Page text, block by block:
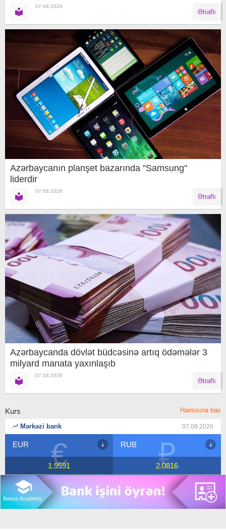
07.08.2026
Ətraflı
Azərbaycanın planşet bazarında "Samsung"
liderdir
07.08.2026
Ətraflı
Azərbaycanda dövlət büdcəsinə artıq ödəmələr 3
milyard manata yaxınlaşıb
07.08.2026
Ətraflı
Kurs Hamısına bax
Mərkəzi bank 07.08.2026
€
EUR
1.9591 ₽
RUB
2.0816